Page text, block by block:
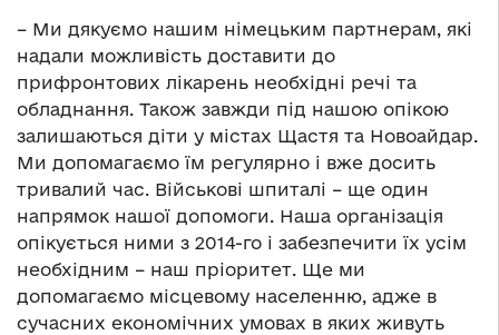
– Ми дякуємо нашим німецьким партнерам, які
надали можливість доставити до
прифронтових лікарень необхідні речі та
обладнання. Також завжди під нашою опікою
залишаються діти у містах Щастя та Новоайдар.
Ми допомагаємо їм регулярно і вже досить
тривалий час. Військові шпиталі – ще один
напрямок нашої допомоги. Наша організація
опікується ними з 2014-го і забезпечити їх усім
необхідним – наш пріоритет. Ще ми
допомагаємо місцевому населенню, адже в
сучасних економічних умовах в яких живуть